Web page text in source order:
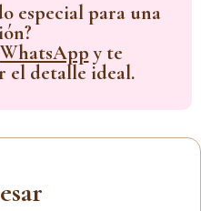
especial para una
WhatsAppy te
el detalle ideal.